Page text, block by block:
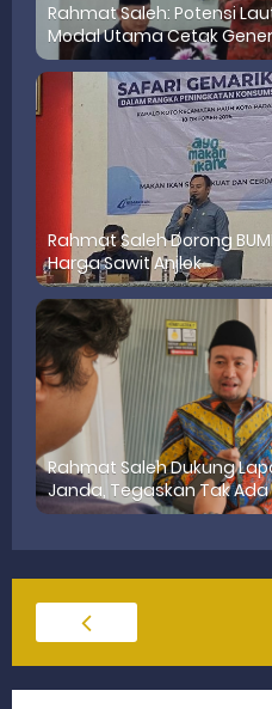
Rahmat Saleh: Potensi
Modal Utama Cetak
Rahmat Saleh Dorong
Harga Sawit Anjlok
‎Rahmat Saleh Dukung
Janda, Tegaskan Tak